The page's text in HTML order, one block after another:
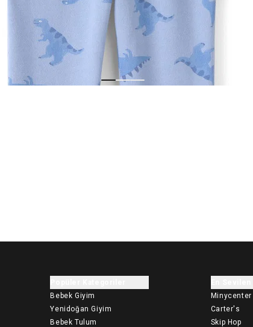
Bebek Giyim
Yenidoğan Giyim
Bebek Tulum
Minycenter
Carter's
Skip Hop